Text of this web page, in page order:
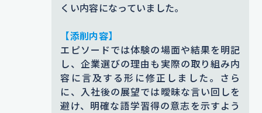
験とつなげることで志望意欲がより伝わるように
【入社後】
入社後は、お客様が何度でも訪れた
くなるような対応を目指します。先
輩方の接客から学び、信頼されるフ
外国人観光客と英語でやりとりする
ことに喜びを感じてきました
ベントで英語で道案内をした経験が
あります。このイベントで相手に喜
ばれた経験が、語学を通じて人とつ
ながれる喜びを感じるきっかけにな
くい内容になっていました。
【添削内容】
エピソードでは体験の場面や結果を明記
し、企業選びの理由も実際の取り組み内
容に言及する形に修正しました。さら
に、入社後の展望では曖昧な言い回しを
避け、明確な語学習得の意志を示すよう